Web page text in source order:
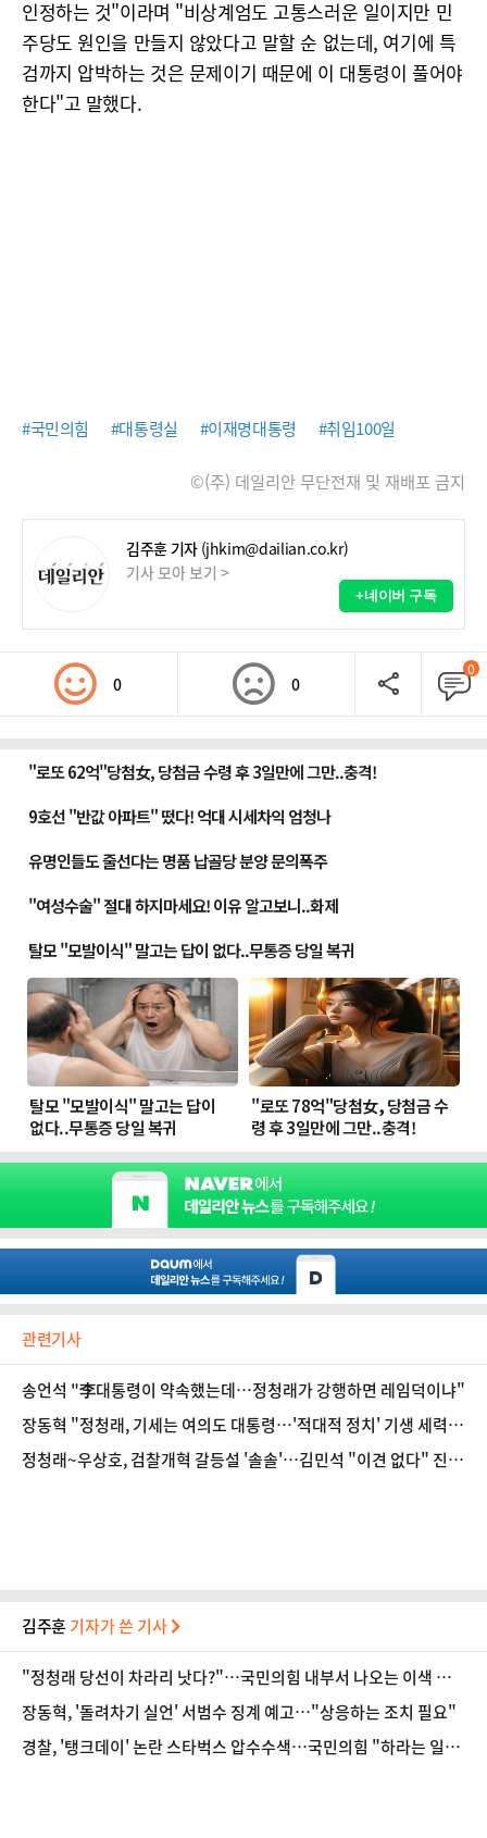
인정하는 것"이라며 "비상계엄도 고통스러운 일이지만 민
주당도 원인을 만들지 않았다고 말할 순 없는데, 여기에 특
검까지 압박하는 것은 문제이기 때문에 이 대통령이 풀어야
한다"고 말했다.
#국민의힘 #대통령실 #이재명대통령 #취임100일
©(주) 데일리안 무단전재 및 재배포 금지
김주훈 기자 (jhkim@dailian.co.kr)
기사 모아 보기 >
+네이버 구독
0 0
0
관련기사
송언석 "李대통령이 약속했는데…정청래가 강행하면 레임덕이냐"
장동혁 "정청래, 기세는 여의도 대통령…'적대적 정치' 기생 세력은
반드시 자멸"
정청래~우상호, 검찰개혁 갈등설 '솔솔'…김민석 "이견 없다" 진화
김주훈 기자가 쓴 기사
​"정청래 당선이 차라리 낫다?"…국민의힘 내부서 나오는 이색 셈
법
장동혁, '돌려차기 실언' 서범수 징계 예고…"상응하는 조치 필요"
경찰, '탱크데이' 논란 스타벅스 압수수색…국민의힘 "하라는 일은